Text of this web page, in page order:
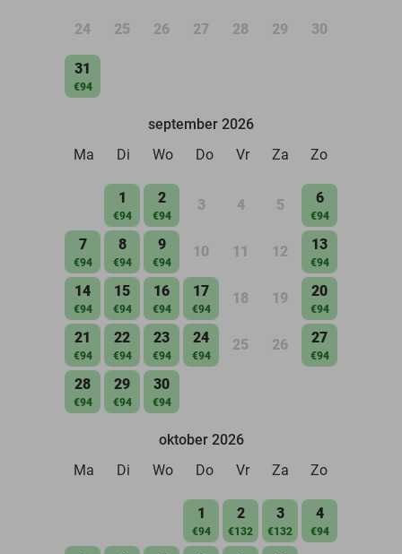
24 25 26 27 28 29 30
31
€94
september 2026
Ma
Di Wo Do Vr Za Zo
1
€94
2
€94
3 4 5 6
€94
7
€94
8
€94
9
€94
10 11 12 13
€94
14
€94
15
€94
16
€94
17
€94
18 19 20
€94
21
€94
22
€94
23
€94
24
€94
25 26 27
€94
28
€94
29
€94
30
€94
oktober 2026
Ma
Di Wo Do Vr Za Zo
1
€94
2
€132
3
€132
4
€94